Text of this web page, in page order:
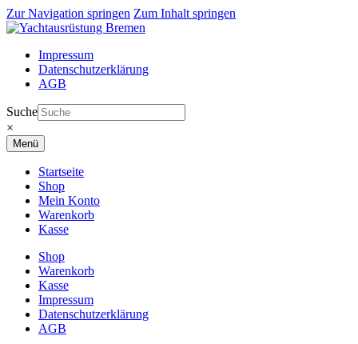
Zur Navigation springen Zum Inhalt springen
Impressum
Datenschutzerklärung
AGB
Suche
×
Menü
Startseite
Shop
Mein Konto
Warenkorb
Kasse
Shop
Warenkorb
Kasse
Impressum
Datenschutzerklärung
AGB